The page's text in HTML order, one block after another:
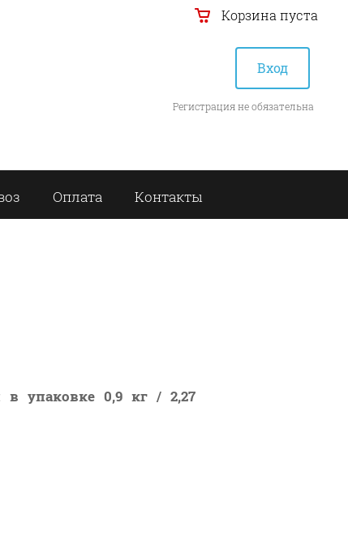
Корзина пуста
Вход
Регистрация не обязательна
Оплата Контакты
в упаковке 0,9 кг / 2,27